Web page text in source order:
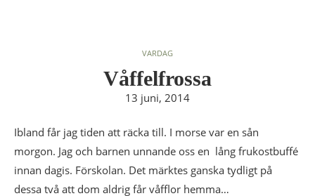
VARDAG
Våffelfrossa
13 juni, 2014
Ibland får jag tiden att räcka till. I morse var en sån
morgon. Jag och barnen unnande oss en lång frukostbuffé
innan dagis. Förskolan. Det märktes ganska tydligt på
dessa två att dom aldrig får våfflor hemma…